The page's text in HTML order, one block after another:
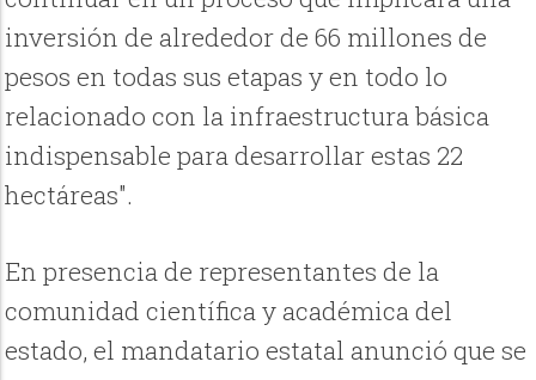
inversión de alrededor de 66 millones de
pesos en todas sus etapas y en todo lo
relacionado con la infraestructura básica
indispensable para desarrollar estas 22
hectáreas".
En presencia de representantes de la
comunidad científica y académica del
estado, el mandatario estatal anunció que se